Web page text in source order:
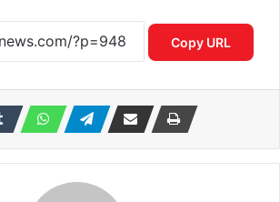
Copy URL